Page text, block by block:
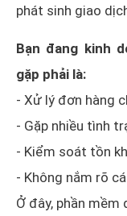
phát sinh giao
Bạn đang kinh
gặp phải là:
- Xử lý đơn hàng
- Gặp nhiều tình
- Kiểm soát tồn
- Không nắm rõ
Ở đây, phần